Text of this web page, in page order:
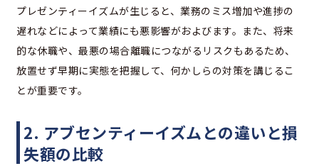
プレゼンティーイズムが生じると、業務のミス増加や進捗の
遅れなどによって業績にも悪影響がおよびます。また、将来
的な休職や、最悪の場合離職につながるリスクもあるため、
放置せず早期に実態を把握して、何かしらの対策を講じるこ
とが重要です。
2. アブセンティーイズムとの違いと損
失額の比較